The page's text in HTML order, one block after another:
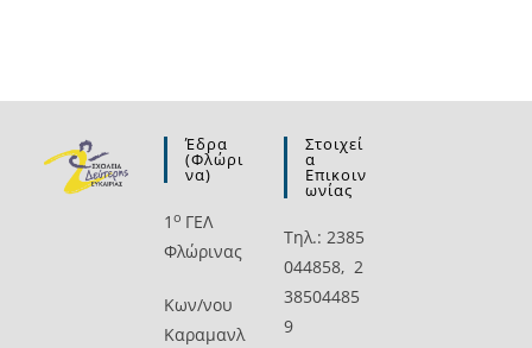
Έδρα
(Φλώρι
Να)
1ο ΓΕΛ
Φλώρινας
Kων/νου
Καραμανλ
Στοιχεί
Α
Επικοιν
Ωνίας
Τηλ.: 2385
044858, 2
38504485
9